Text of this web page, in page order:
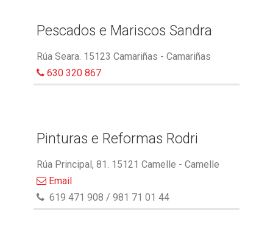
Pescados e Mariscos Sandra
Rúa Seara. 15123 Camariñas - Camariñas
630 320 867
Pinturas e Reformas Rodri
Rúa Principal, 81. 15121 Camelle - Camelle
Email
619 471 908 / 981 71 01 44